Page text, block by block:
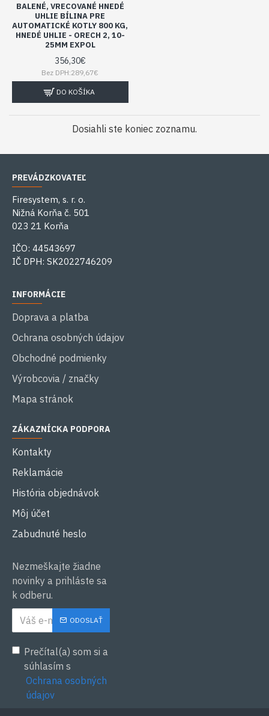
BALENÉ, VRECOVANÉ HNEDÉ
UHLIE BÍLINA PRE
AUTOMATICKÉ KOTLY 800 KG,
HNEDÉ UHLIE - ORECH 2, 10-
25MM EXPOL
356,30€
Bez DPH:289,67€
DO KOŠÍKA
Dosiahli ste koniec zoznamu.
PREVÁDZKOVATEĽ
Firesystem, s. r. o.
Nižná Korňa č. 501
023 21 Korňa
IČO: 44543697
IČ DPH: SK2022746209
INFORMÁCIE
Doprava a platba
Ochrana osobných údajov
Obchodné podmienky
Výrobcovia / značky
Mapa stránok
ZÁKAZNÍCKA PODPORA
Kontakty
Reklamácie
História objednávok
Môj účet
Zabudnuté heslo
Nezmeškajte žiadne
novinky a prihláste sa
k odberu.
ODOSLAŤ
Prečítal(a) som si a
súhlasím s
Ochrana osobných
údajov